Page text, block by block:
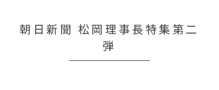
朝日新聞 松岡理事長特集第二
弾